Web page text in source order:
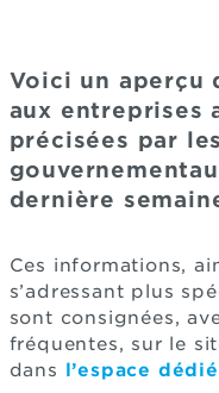
Voici un aperçu
aux entreprises
précisées par
dernière
Ces informations,
s’adressant plus
sont consignées,
fréquentes, sur le
dans l’espace